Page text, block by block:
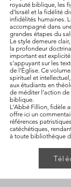
royauté biblique, les
d’Israël et la fidélité
infidélités humaines.
accompagné dans
grandes étapes du
Le style demeure
la profondeur
important est
s’appuyant sur les
de l’Église. Ce
spirituel et
aux étudiants en
de méditer l’action
biblique.
L’Abbé Fillion, fidèle
offre ici un
références
catéchétiques,
à toute bibliothèque